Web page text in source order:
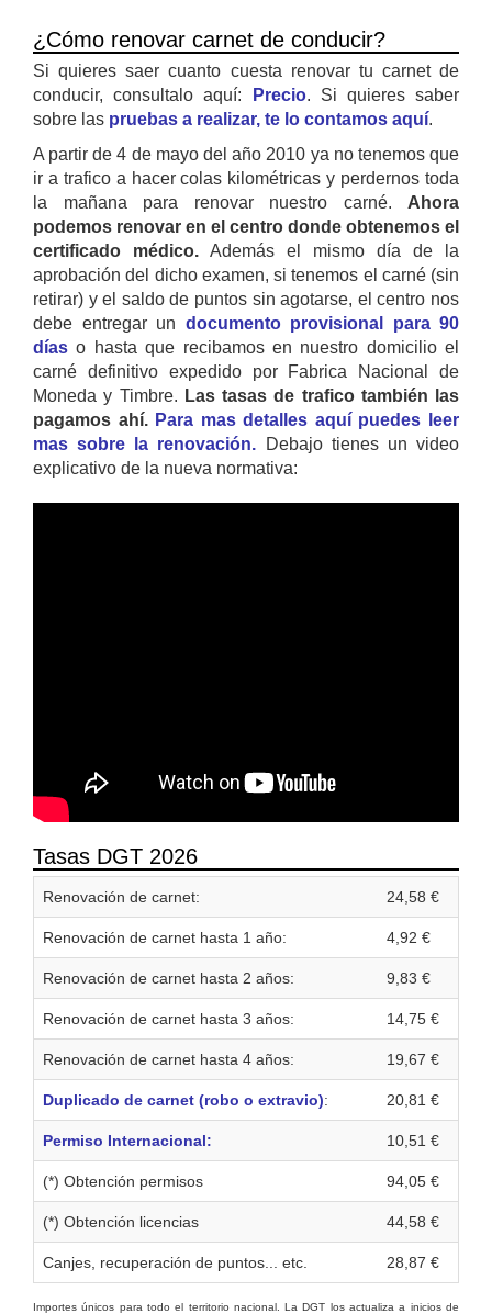
¿Cómo renovar carnet de conducir?
Si quieres saer cuanto cuesta renovar tu carnet de
conducir, consultalo aquí:
Precio. Si quieres saber
sobre las pruebas a realizar, te lo contamos aquí.
A partir de 4 de mayo del año 2010 ya no tenemos que
ir a trafico a hacer colas kilométricas y perdernos toda
la mañana para renovar nuestro carné. Ahora
podemos renovar en el centro donde obtenemos el
certificado médico. Además el mismo día de la
aprobación del dicho examen, si tenemos el carné (sin
retirar) y el saldo de puntos sin agotarse, el centro nos
debe entregar un documento provisional para 90
días o hasta que recibamos en nuestro domicilio el
carné definitivo expedido por Fabrica Nacional de
Moneda y Timbre. Las tasas de trafico también las
pagamos ahí. Para mas detalles aquí puedes leer
mas sobre la renovación. Debajo tienes un video
explicativo de la nueva normativa:
Tasas DGT 2026
Renovación de carnet: 24,58 €
Renovación de carnet hasta 1 año: 4,92 €
Renovación de carnet hasta 2 años: 9,83 €
Renovación de carnet hasta 3 años: 14,75 €
Renovación de carnet hasta 4 años: 19,67 €
Duplicado de carnet (robo o extravio): 20,81 €
Permiso Internacional: 10,51 €
(*) Obtención permisos 94,05 €
(*) Obtención licencias 44,58 €
Canjes, recuperación de puntos... etc. 28,87 €
Importes únicos para todo el territorio nacional. La DGT los actualiza a inicios de